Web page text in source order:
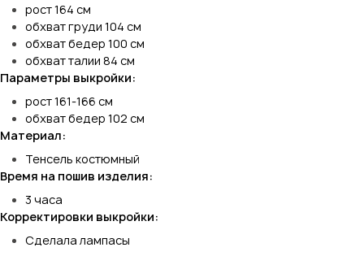
рост 164 см
обхват груди 104 см
обхват бедер 100 см
обхват талии 84 см
Параметры выкройки:
рост 161-166 см
обхват бедер 102 см
Материал:
Тенсель костюмный
Время на пошив изделия:
3 часа
Корректировки выкройки:
Сделала лампасы